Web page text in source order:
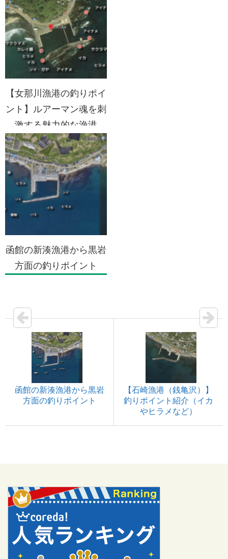
【女那川漁港の釣りポイ
ント】ルアーマン魂を刺
激する魅力的な漁港
函館の新湊漁港から黒岩
方面の釣りポイント
函館の新湊漁港から黒岩
方面の釣りポイント
【石崎漁港（銭亀沢）】
釣りポイント紹介（イカ
やヒラメなど）